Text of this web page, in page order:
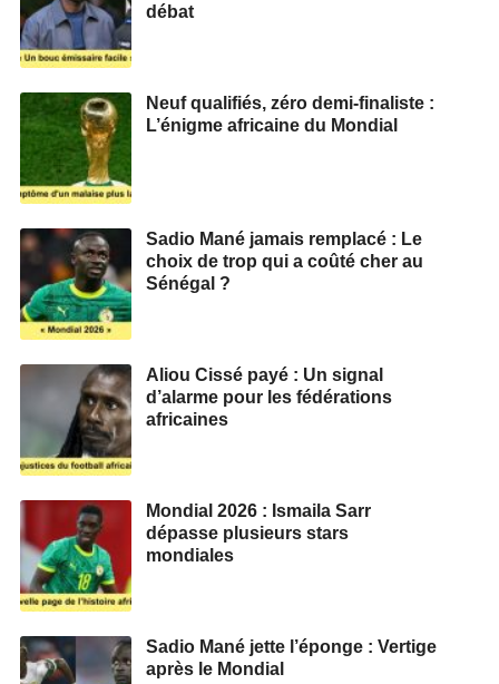
débat
Neuf qualifiés, zéro demi‑finaliste :
L’énigme africaine du Mondial
Sadio Mané jamais remplacé : Le
choix de trop qui a coûté cher au
Sénégal ?
Aliou Cissé payé : Un signal
d’alarme pour les fédérations
africaines
Mondial 2026 : Ismaila Sarr
dépasse plusieurs stars
mondiales
Sadio Mané jette l’éponge : Vertige
après le Mondial